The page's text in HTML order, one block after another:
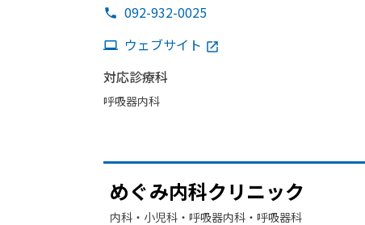
092-932-0025
ウェブサイト
対応診療科
呼吸器内科
めぐみ内科クリニック
内科・​小児科・​呼吸器内科・​呼吸器科